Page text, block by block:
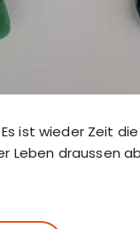
ist wieder Zeit
Leben draussen